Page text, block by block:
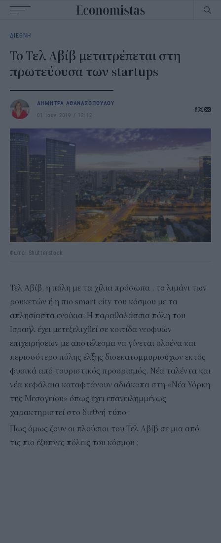
navigation
ΔΙΕΘΝΗ
Το Τελ Αβίβ μετατρέπεται στη
πρωτεύουσα των startups
ΔΗΜΗΤΡΑ ΑΘΑΝΑΣΟΠΟΥΛΟΥ
01 Ιουν 2019
12:12
Φώτο: Shutterstock
Τελ Αβίβ, η πόλη με τα χίλια πρόσωπα , το λιμάνι των
ρουκετών ή η πιο smart city του κόσμου με τα
απλησίαστα ενοίκια; Η παραθαλάσσια πόλη του
Ισραήλ έχει μετεξελιχθεί σε κοιτίδα νεοφυών
επιχειρήσεων με αποτέλεσμα να γίνεται ολοένα και
περισσότερο πόλης έλξης δισεκατομμυριούχων εκτός
φυσικά από τουριστικός προορισμός. Νέα ταλέντα και
νέα κεφάλαια καταφτάνουν αδιάκοπα στη «Νέα Υόρκη
της Μεσογείου» όπως έχει επανειλημμένως
χαρακτηριστεί στο διεθνή τύπο.
Πως όμως ζουν οι πλούσιοι του Τελ Αβίβ σε μια από
τις πιο έξυπνες πόλεις του κόσμου ;